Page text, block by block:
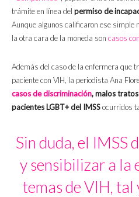
trámite en línea del permiso de
Aunque algunos calificaron ese simple
la otra cara de la moneda son casos
Además del caso de la enfermera que
paciente con VIH, la periodista Ana
casos de discriminación, malos
pacientes LGBT+ del IMSSocurridos
Sin duda, el IMSS
y sensibilizar a la
temas de VIH, tal